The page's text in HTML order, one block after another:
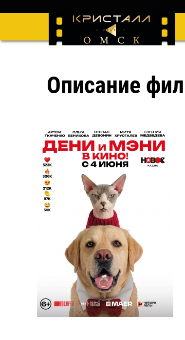
Описание